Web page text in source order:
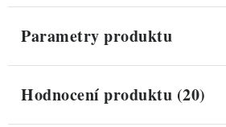
Parametry produktu
Hodnocení produktu (20)